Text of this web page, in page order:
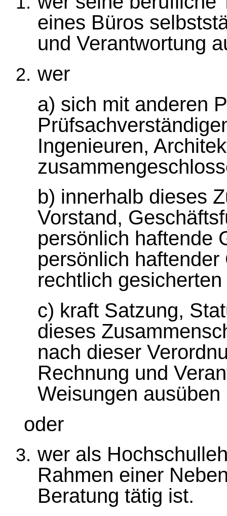
eines Büros
und Verantwortung
wer
a) sich mit anderen
Ingenieuren,
b) innerhalb dieses
Vorstand,
persönlich haftende
persönlich
rechtlich
c) kraft Satzung,
dieses
nach dieser
Rechnung und
Weisungen ausüben
oder
wer als
Rahmen einer
Beratung tätig ist.